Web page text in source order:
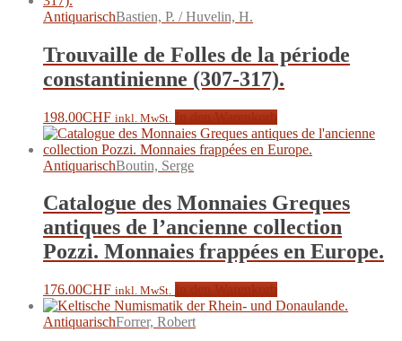
AntiquarischBastien, P. / Huvelin, H.
Trouvaille de Folles de la période
constantinienne (307-317).
198.00CHF inkl. MwSt.
AntiquarischBoutin, Serge
Catalogue des Monnaies Greques
antiques de l’ancienne collection
Pozzi. Monnaies frappées en Europe.
176.00CHF inkl. MwSt.
AntiquarischForrer, Robert